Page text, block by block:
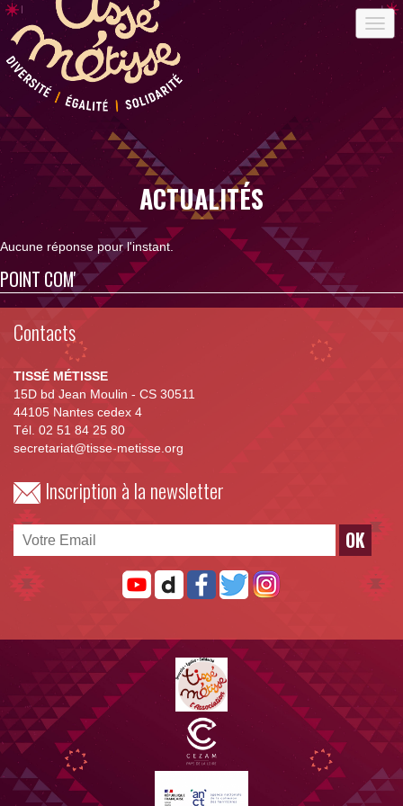
ACTUALITÉS
Aucune réponse pour l'instant.
POINT COM'
Contacts
TISSÉ MÉTISSE
15D bd Jean Moulin - CS 30511
44105 Nantes cedex 4
Tél. 02 51 84 25 80
secretariat@tisse-metisse.org
Inscription à la newsletter
OK